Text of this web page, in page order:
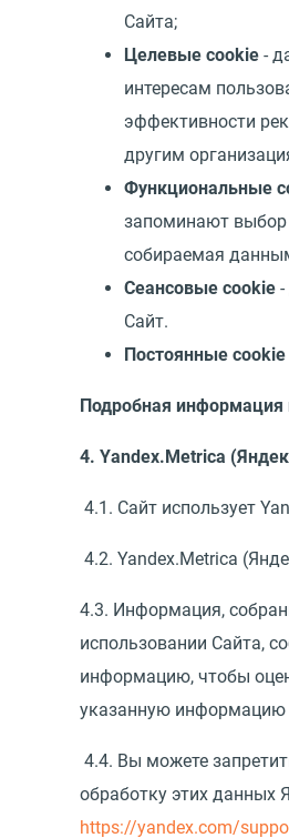
Сайта;
Целевые cookie -
интересам
эффективности
другим
Функциональные
запоминают выбор
собираемая
Сеансовые cookie
Сайт.
Постоянные cookie
Подробная
4. Yandex.Metrica
4.1. Сайт использует
4.2. Yandex.Metrica
4.3. Информация,
использовании Сайта,
информацию, чтобы
указанную информацию
4.4. Вы можете
обработку этих данных
https://yandex.com/